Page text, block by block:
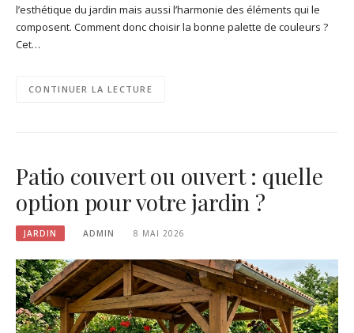
l’esthétique du jardin mais aussi l’harmonie des éléments qui le
composent. Comment donc choisir la bonne palette de couleurs ?
Cet…
CONTINUER LA LECTURE
Patio couvert ou ouvert : quelle
option pour votre jardin ?
JARDIN ADMIN 8 MAI 2026